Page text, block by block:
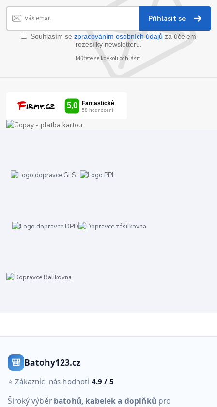
Přihlásit se
Souhlasím se zpracováním osobních údajů za účelem
rozesílky newsletteru.
Můžete se kdykoli odhlásit.
🎒 Batohy123.cz
⭐ Zákazníci nás hodnotí 4.9 / 5
Široký výběr batohů, kabelek a doplňků pro